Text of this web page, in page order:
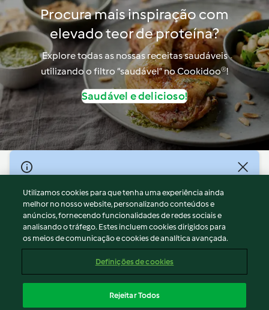
Procura mais inspiração com
elevado teor de proteína?
Explore todas as nossas receitas saudáveis
utilizando o filtro “saudável” no Cookidoo®!
Saudável e delicioso!
© Copyright 2026
Termos de Utilização
Aviso sobre Proteção de Dados
Aviso
Apoio legal
Conteúdo do relatório
Declaração de acessibilidade
Utilizamos cookies para que tenha uma experiência ainda
melhor no nosso website, personalizando conteúdos e
anúncios, fornecendo funcionalidades de redes sociais e
analisando o tráfego. Estes incluem cookies dirigidos para
os meios de comunicação e cookies de analítica avançada.
Definições de cookies
Rejeitar Todos